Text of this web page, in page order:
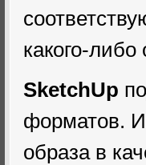
какого-либо
SketchUp
форматов.
образа в